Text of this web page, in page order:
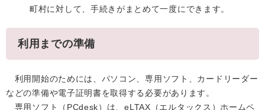
町村に対して、手続きがまとめて一度にできます。
利用までの準備
利用開始のためには、パソコン、専用ソフト、カードリーダー
などの準備や電子証明書を取得する必要があります。
専用ソフト（PCdesk）は、eLTAX（エルタックス）ホームペ